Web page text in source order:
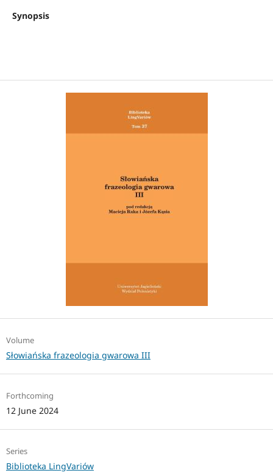
Synopsis
Volume
Słowiańska frazeologia gwarowa III
Forthcoming
12 June 2024
Series
Biblioteka LingVariów